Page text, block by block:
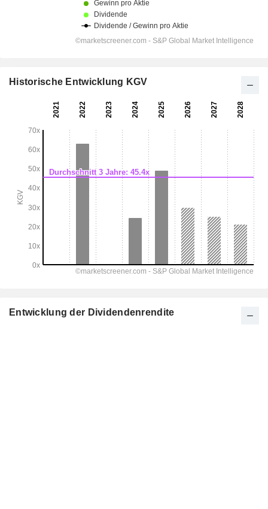
Historische Entwicklung KGV
Entwicklung der Dividendenrendite